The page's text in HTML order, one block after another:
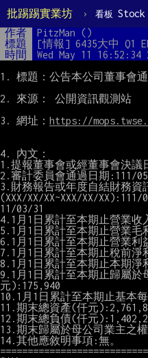
批踢踢實業坊 › 看板 Stock
作者 PitzMan ()
標題
[情報] 6435大中 Q1
時間
Wed May 11 16:52:34
1. 標題：公告本公司董事會
2. 來源： 公開資訊觀測站
3. 網址： https://
4. 內文：
1.提報董事會或經董事會決議
2.審計委員會通過日期:111/
3.財務報告或年度自結財務資
(XXX/XX/XX~XXX/XX/XX):111/
11/03/31
4.1月1日累計至本期止營業
5.1月1日累計至本期止營業
6.1月1日累計至本期止營業
7.1月1日累計至本期止稅前
8.1月1日累計至本期止本期
9.1月1日累計至本期止歸屬
元):175,940
10.1月1日累計至本期止基本
11.期末總資產(仟元
12.期末總負債(仟元
13.期末歸屬於母公司業主之
14.其他應敘明事項:無。